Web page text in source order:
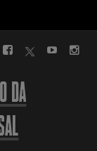
FACEBOOK
YOUTUBE
DA